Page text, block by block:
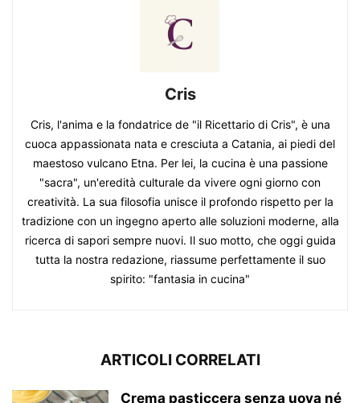
Cris
Cris, l'anima e la fondatrice de "il Ricettario di Cris", è una
cuoca appassionata nata e cresciuta a Catania, ai piedi del
maestoso vulcano Etna. Per lei, la cucina è una passione
"sacra", un'eredità culturale da vivere ogni giorno con
creatività. La sua filosofia unisce il profondo rispetto per la
tradizione con un ingegno aperto alle soluzioni moderne, alla
ricerca di sapori sempre nuovi. Il suo motto, che oggi guida
tutta la nostra redazione, riassume perfettamente il suo
spirito: "fantasia in cucina"
ARTICOLI CORRELATI
Crema pasticcera senza uova né